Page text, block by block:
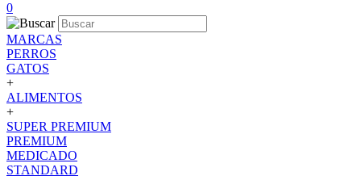
0
MARCAS
PERROS
GATOS
+
ALIMENTOS
+
SUPER PREMIUM
PREMIUM
MEDICADO
STANDARD